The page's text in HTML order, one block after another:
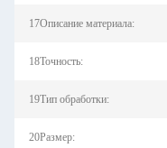
17Описание материала:
18Точность:
19Тип обработки:
20Размер: